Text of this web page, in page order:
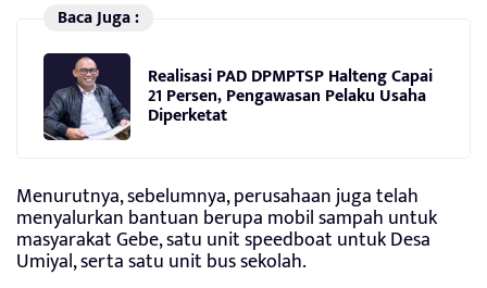
Baca Juga :
Realisasi PAD DPMPTSP Halteng Capai
21 Persen, Pengawasan Pelaku Usaha
Diperketat
Menurutnya, sebelumnya, perusahaan juga telah
menyalurkan bantuan berupa mobil sampah untuk
masyarakat Gebe, satu unit speedboat untuk Desa
Umiyal, serta satu unit bus sekolah.